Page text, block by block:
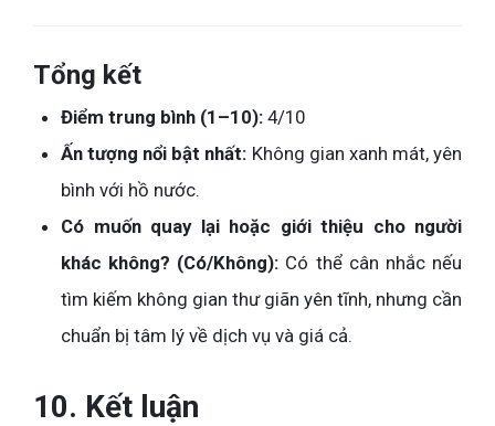
Tổng kết
Điểm trung bình (1–10): 4/10
Ấn tượng nổi bật nhất: Không gian xanh mát, yên
bình với hồ nước.
Có muốn quay lại hoặc giới thiệu cho người
khác không? (Có/Không): Có thể cân nhắc nếu
tìm kiếm không gian thư giãn yên tĩnh, nhưng cần
chuẩn bị tâm lý về dịch vụ và giá cả.
10. Kết luận